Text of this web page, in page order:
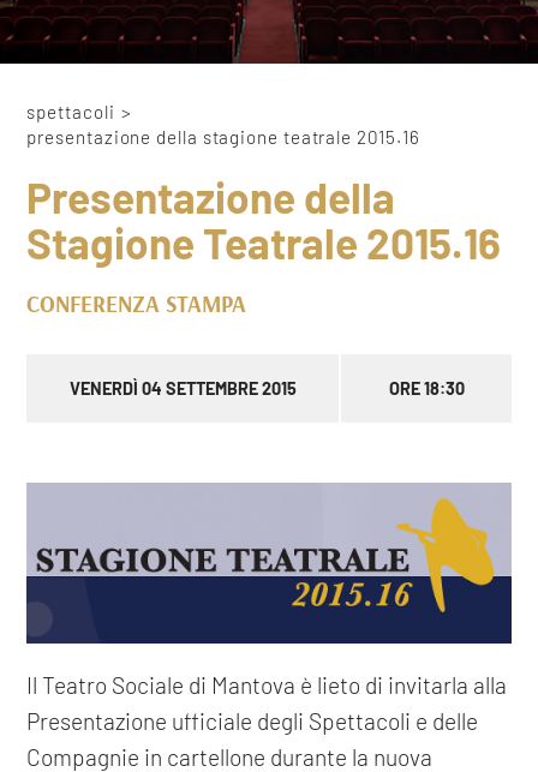
spettacoli >
presentazione della stagione teatrale 2015.16
Presentazione della
Stagione Teatrale 2015.16
CONFERENZA STAMPA
VENERDÌ 04 SETTEMBRE 2015 ORE 18:30
Il Teatro Sociale di Mantova è lieto di invitarla alla
Presentazione ufficiale degli Spettacoli e delle
Compagnie in cartellone durante la nuova